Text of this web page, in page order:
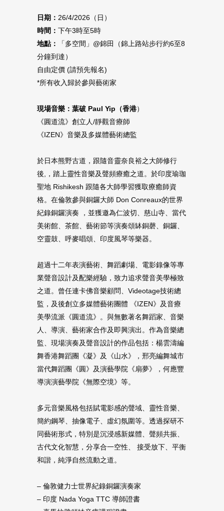
日期： 26/4/2026（日）
時間： 下午3時至5時
地點：
「多空間」@錦田（錦上路站步行約6至8
分鐘到達）
自由定價 (請預先報名)
*所有收入歸於參與藝術家
現場音樂：葉破 Paul Yip（香港）
《圓道流》創立人/靜觀音療師
《IZEN》音樂及多媒體藝術總監
於日本熊野古道，跟隨音靈奈良裕之大師修行
後,，踏上靈性音樂及聲頻療癒之道。於印度瑜珈
聖地 Rishikesh 跟隨各大師學習獲取療癒師資
格。在倫敦參與銅鑼大師 Don Conreaux的世界
紀錄銅鑼演奏 ，並獲邀為仁波切、慈山寺、當代
美術館、茶館、藝術節等演奏頌缽銅磬、銅鑼、
空靈鼓、呼麥唱頌、印度風琴等樂器。
超過十二年表演藝術、舞蹈劇場、電影錄像等專
業聲音設計及配樂經驗，致力追求聲音美學極致
之道。曾任連卡佛音樂顧問、Videotage技術總
監，及後創立多媒體藝術團體 《IZEN》及音療
美學流派《圓道流》。與無數著名舞蹈家、音樂
人、導演、藝術家合作及即興演出。作為音樂總
監、現場演奏及聲音設計的作品包括：楊雲濤編
舞香港舞蹈團《凝》及《山水》，邢亮編舞城市
當代舞蹈團《圓》及演藝學院《扇夢》，何應豐
導演演藝學院《無際空境》等。
多元音樂風格包括賦電影感的聲域、靈性音樂、
簡約鋼琴、抽像電子、虛幻氛圍等。透過探研不
同藝術形式，特別是沉浸感新媒體、聲頻共振、
古代文化智慧，分享合一空性、 接受放下、平衡
和諧，純淨自然流動之道。
– 倫敦健力士世界紀錄銅鑼演奏家
– 印度 Nada Yoga TTC 導師證書